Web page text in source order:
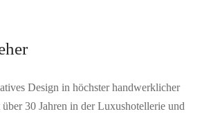
Design in höchster handwerklicher
30 Jahren in der Luxushotellerie und